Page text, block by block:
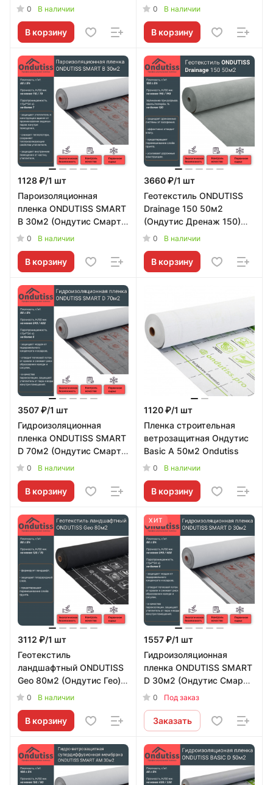
ONDUTISS Protect 20м
Ondutiss
0 В наличии
В корзину
Б) Ondutiss
0 В наличии
В корзину
1128 ₽/1 шт
Пароизоляционная
пленка ONDUTISS SMART
B 30м2 (Ондутис Смарт
Б) Ondutiss
0 В наличии
В корзину
3660 ₽/1 шт
Геотекстиль ONDUTISS
Drainage 150 50м2
(Ондутис Дренаж 150)
Ondutiss
0 В наличии
В корзину
3507 ₽/1 шт
Гидроизоляционная
пленка ONDUTISS SMART
D 70м2 (Ондутис Смарт
Д) Ondutiss
0 В наличии
В корзину
1120 ₽/1 шт
Пленка строительная
ветрозащитная Ондутис
Basic А 50м2 Ondutiss
0 В наличии
В корзину
3112 ₽/1 шт
Геотекстиль
ландшафтный ONDUTISS
Geo 80м2 (Ондутис Гео)
Ondutiss
0 В наличии
В корзину
ХИТ
1557 ₽/1 шт
Гидроизоляционная
пленка ONDUTISS SMART
D 30м2 (Ондутис Смарт
Д) Ondutiss
0 Под заказ
Заказать